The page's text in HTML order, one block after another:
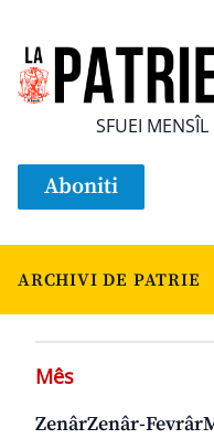
SFUEI
Aboniti
ARCHIVI DE PATRIE
Mês
ZenârZenâr-Fevrâr